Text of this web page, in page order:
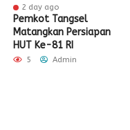
2 day ago
Pemkot Tangsel
Matangkan Persiapan
HUT Ke-81 RI
5 Admin